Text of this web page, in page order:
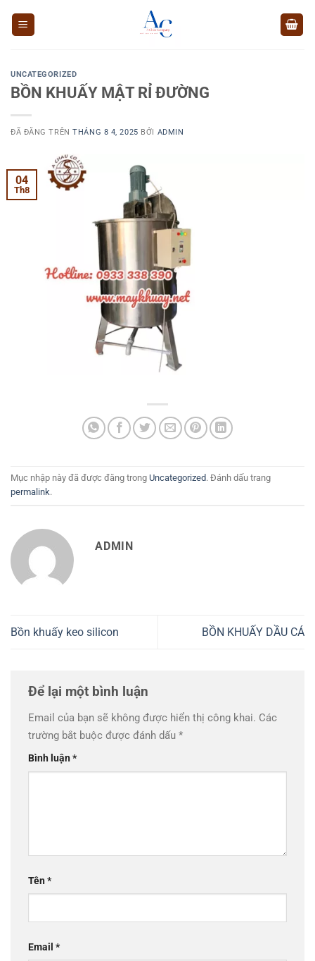
UNCATEGORIZED
BỒN KHUẤY MẬT RỈ ĐƯỜNG
ĐÃ ĐĂNG TRÊNTHÁNG 8 4, 2025 BỞI ADMIN
04
Th8
Mục nhập này đã được đăng trong Uncategorized. Đánh dấu trang
permalink.
ADMIN
Bồn khuấy keo silicon BỒN KHUẤY DẦU CÁ
Để lại một bình luận
Email của bạn sẽ không được hiển thị công khai. Các
trường bắt buộc được đánh dấu *
Bình luận*
Tên*
Email *